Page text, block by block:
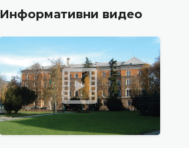
Информативни видео